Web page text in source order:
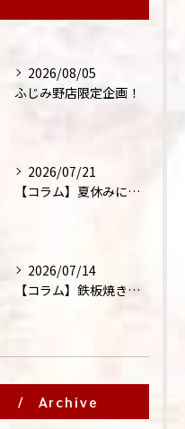
2026/08/05
ふじみ野店限定企画！
2026/07/21
【コラム】夏休みに家族外食が増える理由
2026/07/14
【コラム】鉄板焼きが"コミュニケーション飯"と呼ばれる理由
Archive